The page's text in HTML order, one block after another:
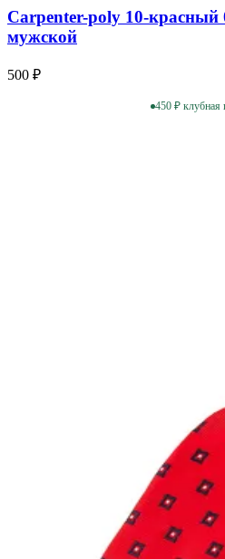
Carpenter-poly 10-красный
мужской
500 ₽
450 ₽ клубная